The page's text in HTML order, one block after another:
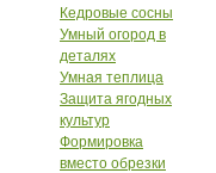
Кедровые сосны
Умный огород в
деталях
Умная теплица
Защита ягодных
культур
Формировка
вместо обрезки